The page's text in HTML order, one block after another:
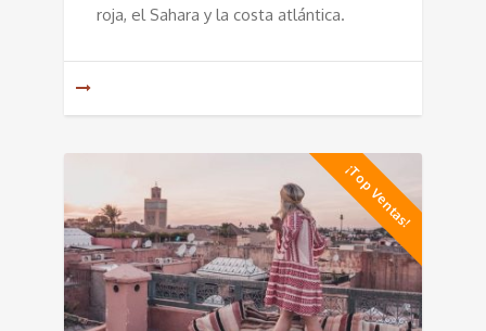
roja, el Sahara y la costa atlántica.
¡Top Ventas!